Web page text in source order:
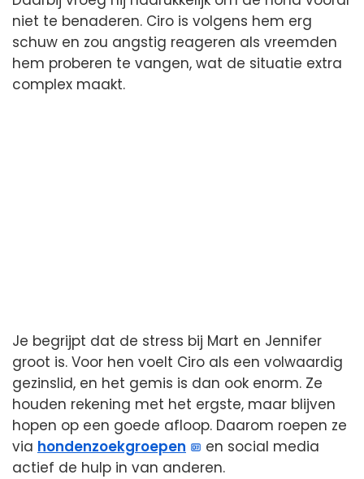
niet te benaderen. Ciro is volgens hem erg
schuw en zou angstig reageren als vreemden
hem proberen te vangen, wat de situatie extra
complex maakt.
Je begrijpt dat de stress bij Mart en Jennifer
groot is. Voor hen voelt Ciro als een volwaardig
gezinslid, en het gemis is dan ook enorm. Ze
houden rekening met het ergste, maar blijven
hopen op een goede afloop. Daarom roepen ze
via hondenzoekgroepen
en social media
actief de hulp in van anderen.